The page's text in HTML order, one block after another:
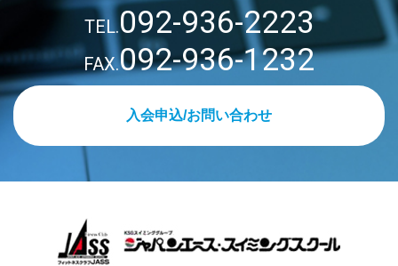
TEL.092-936-2223
FAX.092-936-1232
入会申込/お問い合わせ